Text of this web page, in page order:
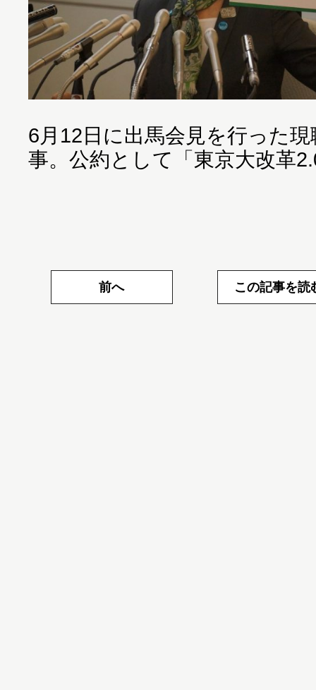
6月12日に出馬会見を行った
事。公約として「東京大改革
前へ この記事を読